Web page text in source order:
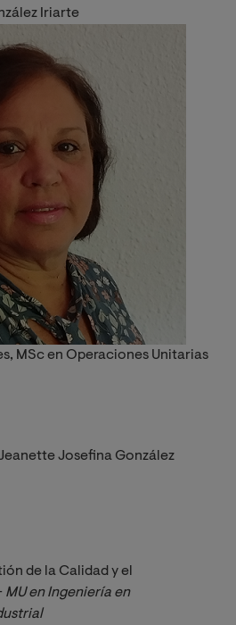
Iriarte
MSc en Operaciones Unitarias
Josefina González
de la Calidad y el
MU en Ingeniería en